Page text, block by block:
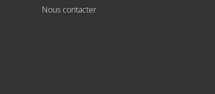
Nous contacter